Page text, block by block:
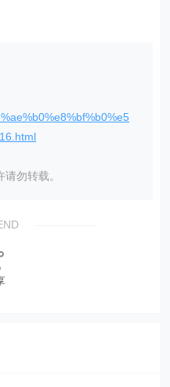
勿转载。